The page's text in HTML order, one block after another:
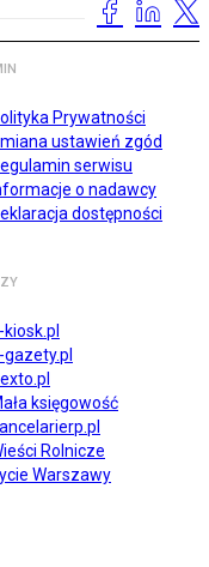
Prywatności
ustawień zgód
serwisu
o nadawcy
dostępności
kiosk.pl
gazety.pl
księgowość
Rolnicze
Warszawy